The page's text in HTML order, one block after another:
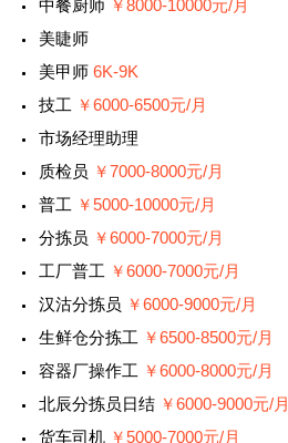
中餐厨师 ￥8000-10000元/月
美睫师
美甲师 6K-9K
技工 ￥6000-6500元/月
市场经理助理
质检员 ￥7000-8000元/月
普工 ￥5000-10000元/月
分拣员 ￥6000-7000元/月
工厂普工 ￥6000-7000元/月
汉沽分拣员 ￥6000-9000元/月
生鲜仓分拣工 ￥6500-8500元/月
容器厂操作工 ￥6000-8000元/月
北辰分拣员日结 ￥6000-9000元/月
货车司机 ￥5000-7000元/月